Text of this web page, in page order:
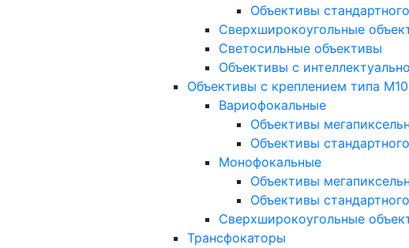
Объективы
Сверхширокоугольные
Светосильные объективы
Объективы с
Объективы с креплением типа
Вариофокальные
Объективы
Объективы
Монофокальные
Объективы
Объективы
Сверхширокоугольные
Трансфокаторы